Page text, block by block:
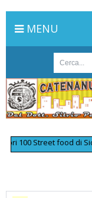
MENU
Street food di Sicilia